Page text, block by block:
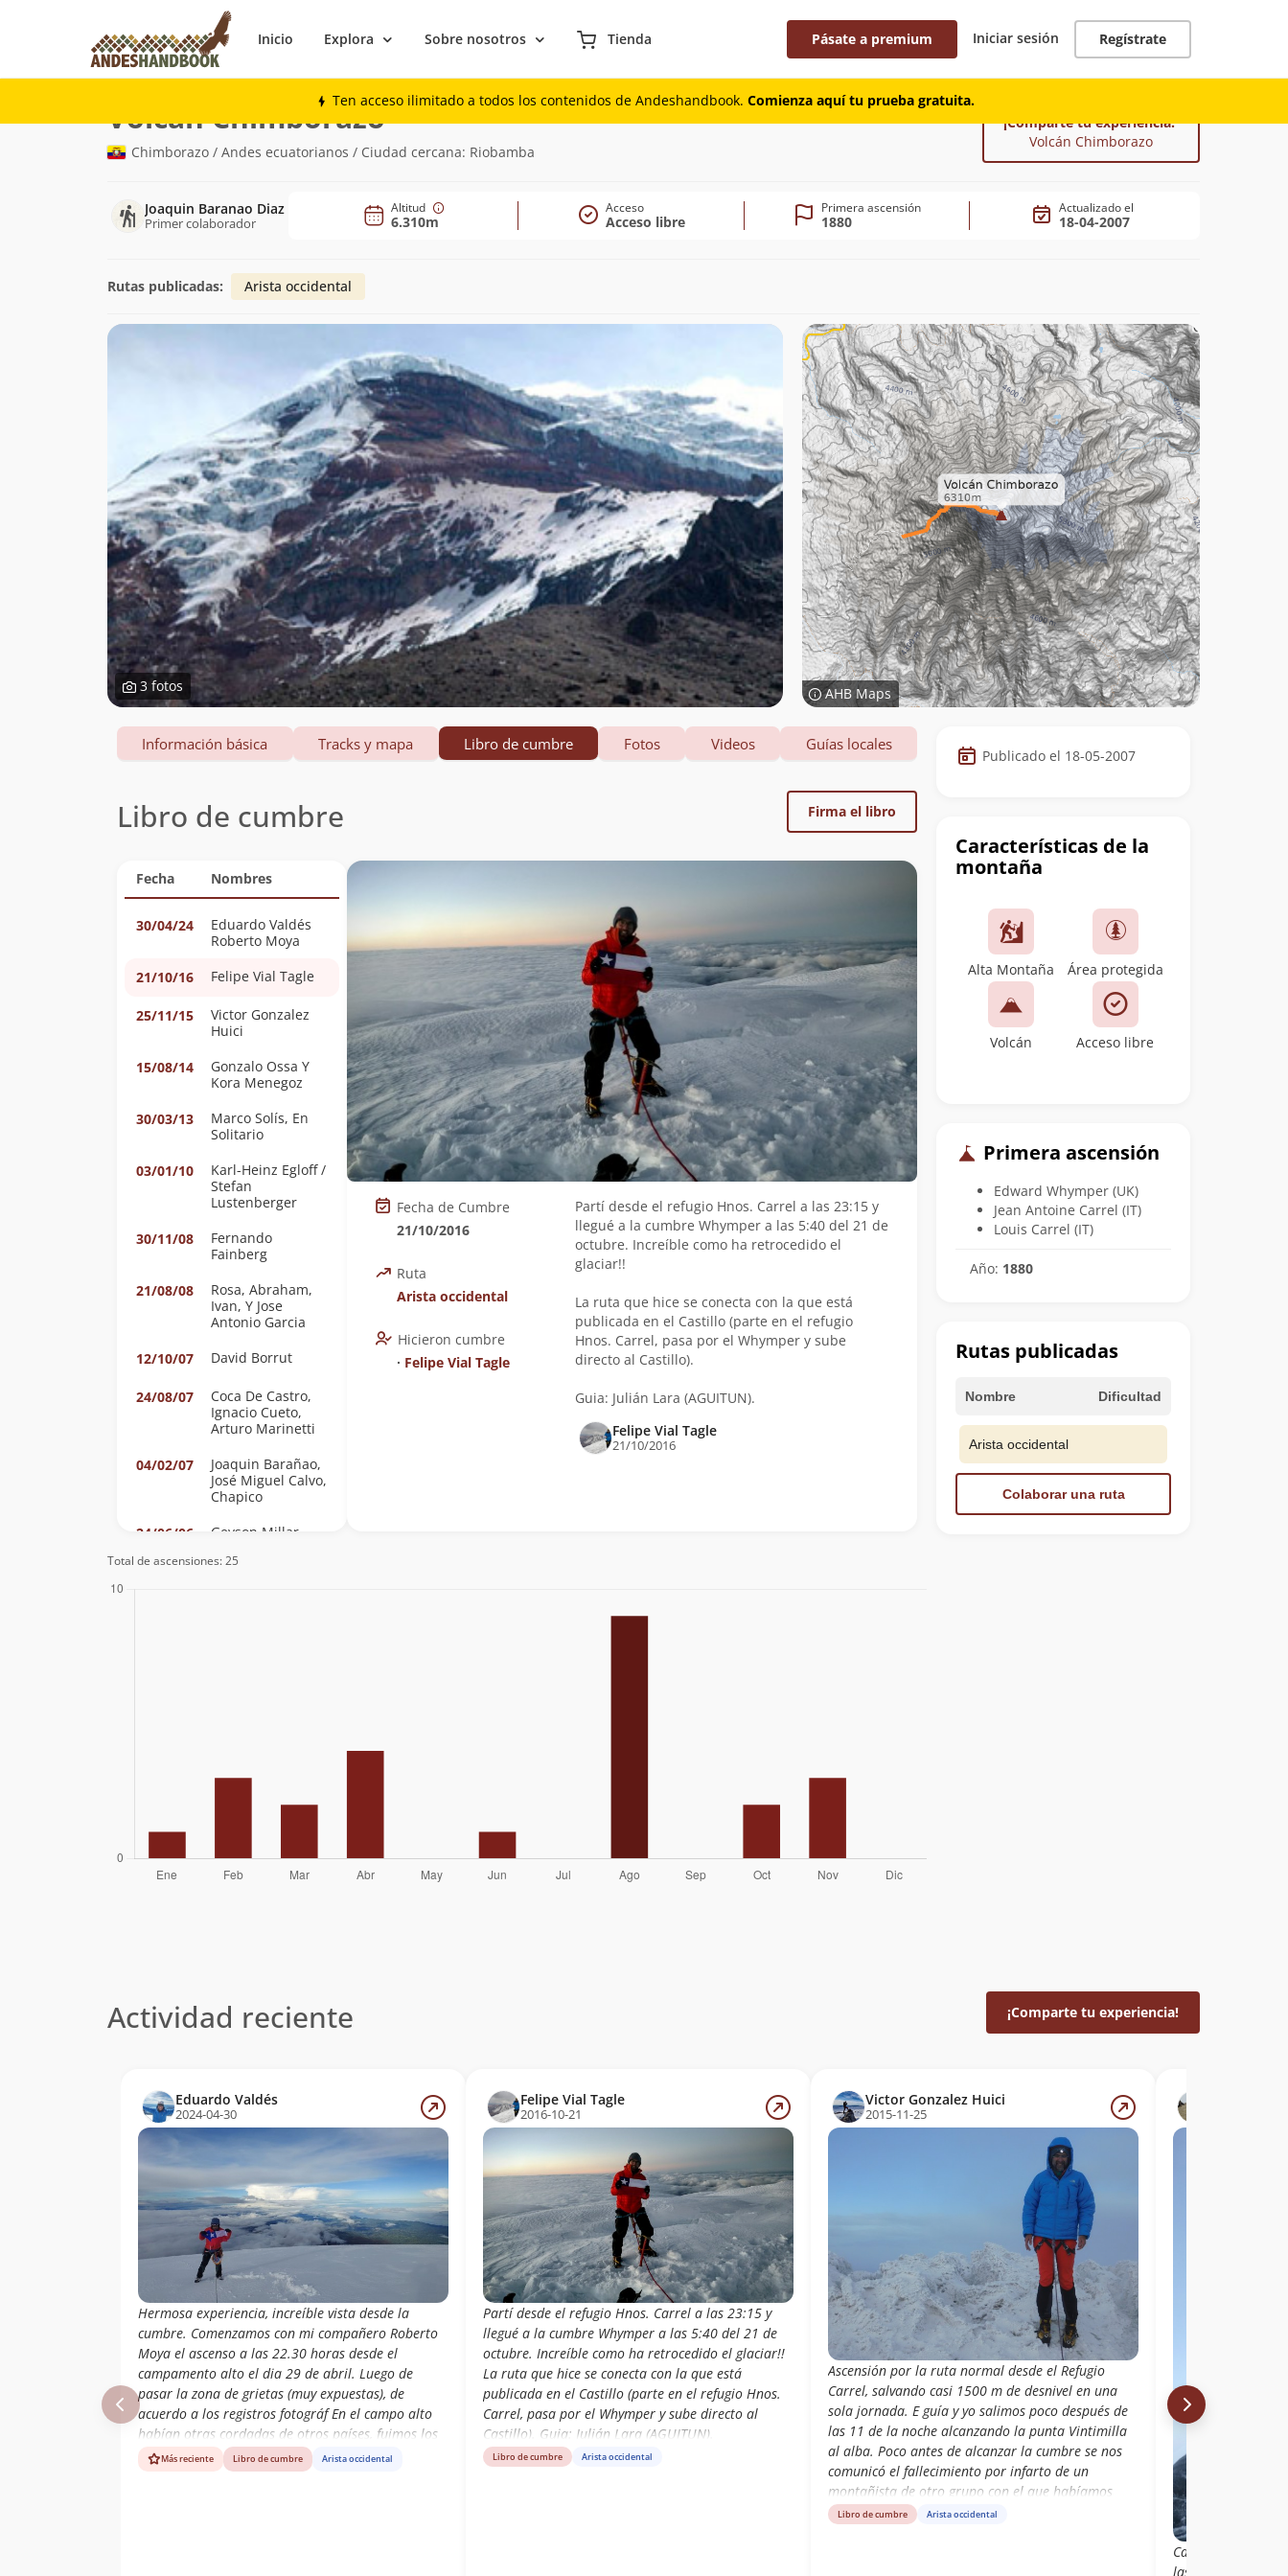
Inicio Explora Sobre nosotros Tienda Pásate a premium Iniciar sesión Regístrate
Ten acceso ilimitado a todos los contenidos de Andeshandbook. Comienza aquí tu prueba gratuita.
Montaña
Volcán Chimborazo(6.310m)
Chimborazo / Andes ecuatorianos / Ciudad cercana: Riobamba
¡Comparte tu experiencia!
Volcán Chimborazo
Joaquin Baranao Diaz
Primer colaborador
Altitud
6.310m
Acceso
Acceso libre
Primera ascensión
1880
Actualizado el
18-04-2007
Rutas publicadas: Arista occidental
3 fotos AHB Maps
Datos
de
cumbre
Publicado el 18-05-2007
Características de la
montaña
Alta Montaña Área protegida
Volcán Acceso libre
Primera ascensión
Edward Whymper (UK)
Jean Antoine Carrel (IT)
Louis Carrel (IT)
Año: 1880
Rutas publicadas
Nombre Dificultad
Arista occidental
Colaborar una ruta
Información básica Tracks y mapa Libro de cumbre Fotos Videos Guías locales
Libro de cumbre Firma el libro
Fecha Nombres
30/04/24
Eduardo Valdés
Roberto Moya
21/10/16
Felipe Vial Tagle
25/11/15
Victor Gonzalez
Huici
15/08/14
Gonzalo Ossa Y
Kora Menegoz
30/03/13
Marco Solís, En
Solitario
03/01/10
Karl-Heinz Egloff /
Stefan
Lustenberger
30/11/08
Fernando
Fainberg
21/08/08
Rosa, Abraham,
Ivan, Y Jose
Antonio Garcia
12/10/07
David Borrut
24/08/07
Coca De Castro,
Ignacio Cueto,
Arturo Marinetti
04/02/07
Joaquin Barañao,
José Miguel Calvo,
Chapico
24/06/06
Geyson Millar
25/04/03
Stefan
Fecha de Cumbre
21/10/2016
Ruta
Arista occidental
Hicieron cumbre
∙ Felipe Vial Tagle
Partí desde el refugio Hnos. Carrel a las 23:15 y
llegué a la cumbre Whymper a las 5:40 del 21 de
octubre. Increíble como ha retrocedido el
glaciar!!
La ruta que hice se conecta con la que está
publicada en el Castillo (parte en el refugio
Hnos. Carrel, pasa por el Whymper y sube
directo al Castillo).
Guia: Julián Lara (AGUITUN).
Felipe Vial Tagle
21/10/2016
Total de ascensiones: 25
Actividad reciente ¡Comparte tu experiencia!
Eduardo Valdés
2024-04-30
Hermosa experiencia, increíble vista desde la
cumbre. Comenzamos con mi compañero Roberto
Moya el ascenso a las 22.30 horas desde el
campamento alto el dia 29 de abril. Luego de
pasar la zona de grietas (muy expuestas), de
acuerdo a los registros fotográf En el campo alto
habían otras cordadas de otros países, fuimos los
únicos en alcanzar la cumbre.
Más reciente Libro de cumbre Arista occidental
Felipe Vial Tagle
2016-10-21
Partí desde el refugio Hnos. Carrel a las 23:15 y
llegué a la cumbre Whymper a las 5:40 del 21 de
octubre. Increíble como ha retrocedido el glaciar!!
La ruta que hice se conecta con la que está
publicada en el Castillo (parte en el refugio Hnos.
Carrel, pasa por el Whymper y sube directo al
Castillo). Guia: Julián Lara (AGUITUN).
Libro de cumbre Arista occidental
Victor Gonzalez Huici
2015-11-25
Ascensión por la ruta normal desde el Refugio
Carrel, salvando casi 1500 m de desnivel en una
sola jornada. E guía y yo salimos poco después de
las 11 de la noche alcanzando la punta Vintimilla
al alba. Poco antes de alcanzar la cumbre se nos
comunicó el fallecimiento por infarto de un
montañista de otro grupo con el que habíamos
compartido refugio horas antes. Vistas las
Libro de cumbre Arista occidental
Cansados, luego
las 10PM del 14